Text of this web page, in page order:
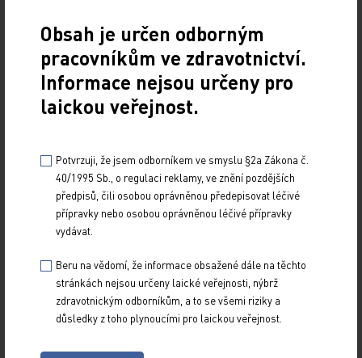
hodnot diastolického a systolického TK.
V podskupině pacientů trpících depresí (n = 172)
došlo ke statisticky signifikantnímu snížení podílu
osob užívajících antidepresiva (–12,2 %;p = 0,003)
a počtu užívaných antidepresiv (–0,2;
s úzkostmi (n = 180) byla léčba fremanezumabem
spojena s významnou redukcí podílu osob
užívajících anxiolytika (–7,8 %;p= 0,037)
a s nesignifikantní redukcí počtu užívaných
s hypertenzí (n = 142) vedla léčba
fremanezumabem k nesignifikantní redukci
hodnot systolického (–0,34 mm Hg) a diastolického
Obsah je určen odborným
pracovníkům ve zdravotnictví.
Informace nejsou určeny pro
laickou veřejnost.
Potvrzuji, že jsem odborníkem ve smyslu §2a Zákona č.
40/1995 Sb., o regulaci reklamy, ve znění pozdějších
předpisů, čili osobou oprávněnou předepisovat léčivé
přípravky nebo osobou oprávněnou léčivé přípravky
vydávat.
Beru na vědomí, že informace obsažené dále na těchto
stránkách nejsou určeny laické veřejnosti, nýbrž
zdravotnickým odborníkům, a to se všemi riziky a
důsledky z toho plynoucími pro laickou veřejnost.